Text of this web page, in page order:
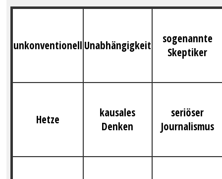
unkonventionell Unabhängigkeit
sogenannte
Skeptiker
Hetze
kausales
Denken
seriöser
Journalismus